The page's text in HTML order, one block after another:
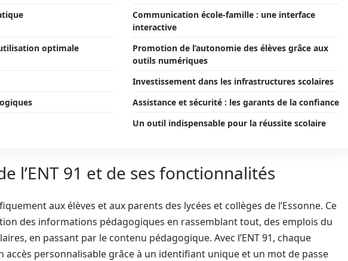
Communication école-famille : une interface
interactive
optimale
Promotion de l’autonomie des élèves grâce aux
outils numériques
Investissement dans les infrastructures scolaires
Assistance et sécurité : les garants de la confiance
Un outil indispensable pour la réussite scolaire
l’ENT 91 et de ses fonctionnalités
aux élèves et aux parents des lycées et collèges de l’Essonne. Ce
des informations pédagogiques en rassemblant tout, des emplois du
en passant par le contenu pédagogique. Avec l’ENT 91, chaque
accès personnalisable grâce à un identifiant unique et un mot de passe